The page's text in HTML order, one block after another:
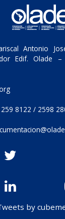
Antonio
Edif. Olade
8122 / 2598
by